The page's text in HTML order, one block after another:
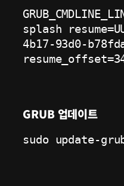
splash
4b17-93d0-
GRUB 업데이트
sudo update-